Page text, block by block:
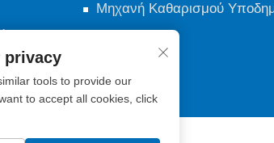
Μηχανή Καθαρισμού
privacy
tools to provide our
to accept all cookies, click